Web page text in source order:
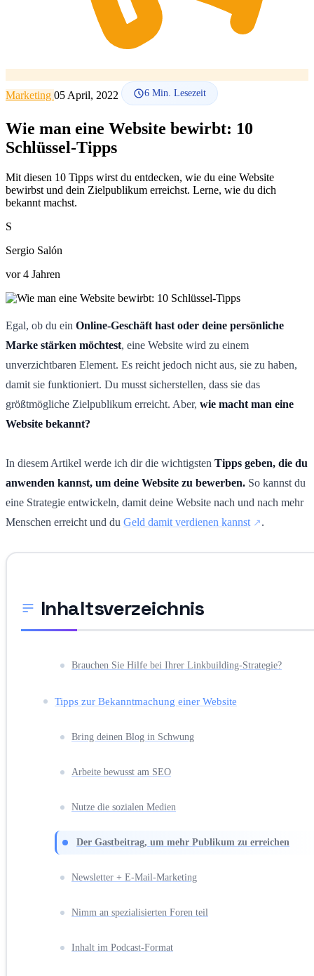
Marketing 05 April, 2022 6 Min. Lesezeit
Wie man eine Website bewirbt: 10
Schlüssel-Tipps
Mit diesen 10 Tipps wirst du entdecken, wie du eine Website
bewirbst und dein Zielpublikum erreichst. Lerne, wie du dich
bekannt machst.
S
Sergio Salón
vor 4 Jahren
Egal, ob du ein Online-Geschäft hast oder deine persönliche
Marke stärken möchtest, eine Website wird zu einem
unverzichtbaren Element. Es reicht jedoch nicht aus, sie zu haben,
damit sie funktioniert. Du musst sicherstellen, dass sie das
größtmögliche Zielpublikum erreicht. Aber, wie macht man eine
Website bekannt?
In diesem Artikel werde ich dir die wichtigsten Tipps geben, die du
anwenden kannst, um deine Website zu bewerben. So kannst du
eine Strategie entwickeln, damit deine Website nach und nach mehr
Menschen erreicht und du Geld damit verdienen kannst .
Inhaltsverzeichnis
Brauchen Sie Hilfe bei Ihrer Linkbuilding-Strategie?
Tipps zur Bekanntmachung einer Website
Bring deinen Blog in Schwung
Arbeite bewusst am SEO
Nutze die sozialen Medien
Der Gastbeitrag, um mehr Publikum zu erreichen
Newsletter + E-Mail-Marketing
Nimm an spezialisierten Foren teil
Inhalt im Podcast-Format